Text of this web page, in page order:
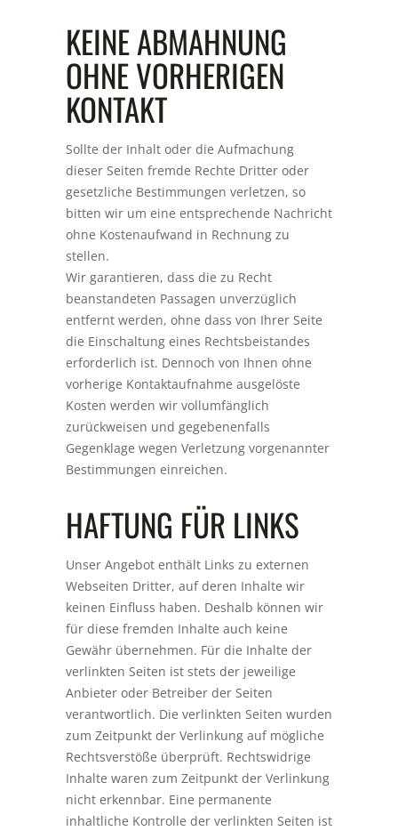
KEINE ABMAHNUNG
OHNE VORHERIGEN
KONTAKT
Sollte der Inhalt oder die Aufmachung
dieser Seiten fremde Rechte Dritter oder
gesetzliche Bestimmungen verletzen, so
bitten wir um eine entsprechende Nachricht
ohne Kostenaufwand in Rechnung zu
stellen.
Wir garantieren, dass die zu Recht
beanstandeten Passagen unverzüglich
entfernt werden, ohne dass von Ihrer Seite
die Einschaltung eines Rechtsbeistandes
erforderlich ist. Dennoch von Ihnen ohne
vorherige Kontaktaufnahme ausgelöste
Kosten werden wir vollumfänglich
zurückweisen und gegebenenfalls
Gegenklage wegen Verletzung vorgenannter
Bestimmungen einreichen.
HAFTUNG FÜR LINKS
Unser Angebot enthält Links zu externen
Webseiten Dritter, auf deren Inhalte wir
keinen Einfluss haben. Deshalb können wir
für diese fremden Inhalte auch keine
Gewähr übernehmen. Für die Inhalte der
verlinkten Seiten ist stets der jeweilige
Anbieter oder Betreiber der Seiten
verantwortlich. Die verlinkten Seiten wurden
zum Zeitpunkt der Verlinkung auf mögliche
Rechtsverstöße überprüft. Rechtswidrige
Inhalte waren zum Zeitpunkt der Verlinkung
nicht erkennbar. Eine permanente
inhaltliche Kontrolle der verlinkten Seiten ist